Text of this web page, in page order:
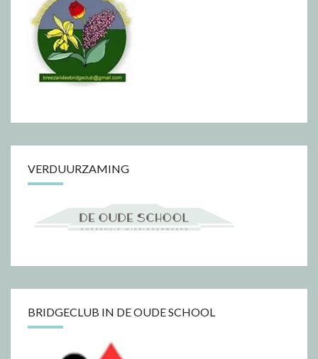
VERDUURZAMING
BRIDGECLUB IN DE OUDE SCHOOL